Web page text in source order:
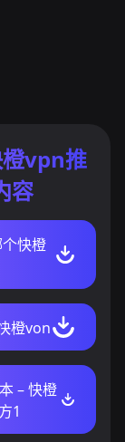
vpn推
容
快橙
橙von
– 快橙
1